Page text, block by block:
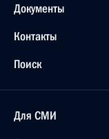
Документы
Контакты
Поиск
Для СМИ